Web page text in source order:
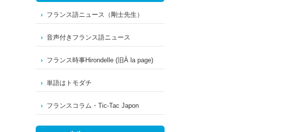
フランス語ニュース（剛士先生）
音声付きフランス語ニュース
フランス時事Hirondelle (旧À la page)
単語はトモダチ
フランスコラム・Tic-Tac Japon